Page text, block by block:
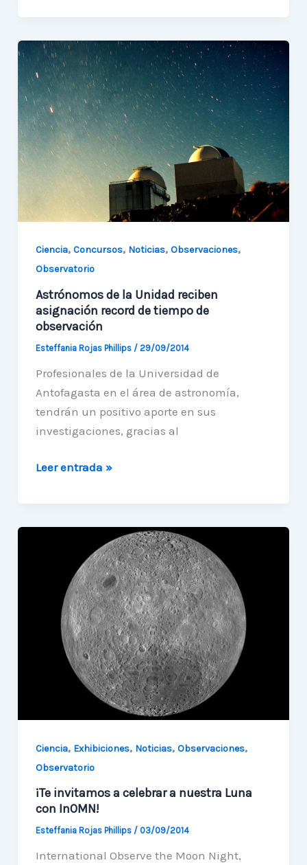
la
UA
es
una
cuasi-
luna
terrestre
Ciencia, Concursos, Noticias, Observaciones,
Observatorio
Astrónomos de la Unidad reciben
asignación record de tiempo de
observación
Esteffania Rojas Phillips / 29/09/2014
Profesionales de la Universidad de
Antofagasta en el área de astronomía,
tendrán un positivo aporte en sus
investigaciones, gracias al
Astrónomos
Unidad
asignación
tiempo
observación
Leer entrada »
Ciencia, Exhibiciones, Noticias, Observaciones,
Observatorio
¡Te invitamos a celebrar a nuestra Luna
con InOMN!
Esteffania Rojas Phillips / 03/09/2014
International Observe the Moon Night,